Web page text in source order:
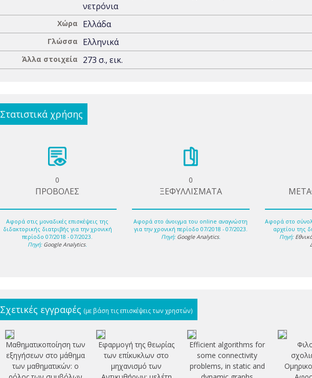
νετρόνια
Χώρα Ελλάδα
Γλώσσα Ελληνικά
Άλλα στοιχεία 273 σ., εικ.
Στατιστικά χρήσης
0
ΠΡΟΒΟΛΕΣ
Αφορά στις μοναδικές επισκέψεις της
διδακτορικής διατριβής για την χρονική
περίοδο 07/2018 - 07/2023.
Πηγή: Google Analytics.
0
ΞΕΦΥΛΛΙΣΜΑΤΑ
Αφορά στο άνοιγμα του online αναγνώστη
για την χρονική περίοδο 07/2018 - 07/2023.
Πηγή: Google Analytics.
Αφορά στο
αρχείου της
Πηγή:
Σχετικές εγγραφές (με βάση τις επισκέψεις των χρηστών)
Μαθηματικοποίηση των
εξηγήσεων στο μάθημα
των μαθηματικών: ο
Εφαρμογή της θεωρίας
των επίκυκλων στο
μηχανισμό των
Efficient algorithms for
some connectivity
problems, in static and